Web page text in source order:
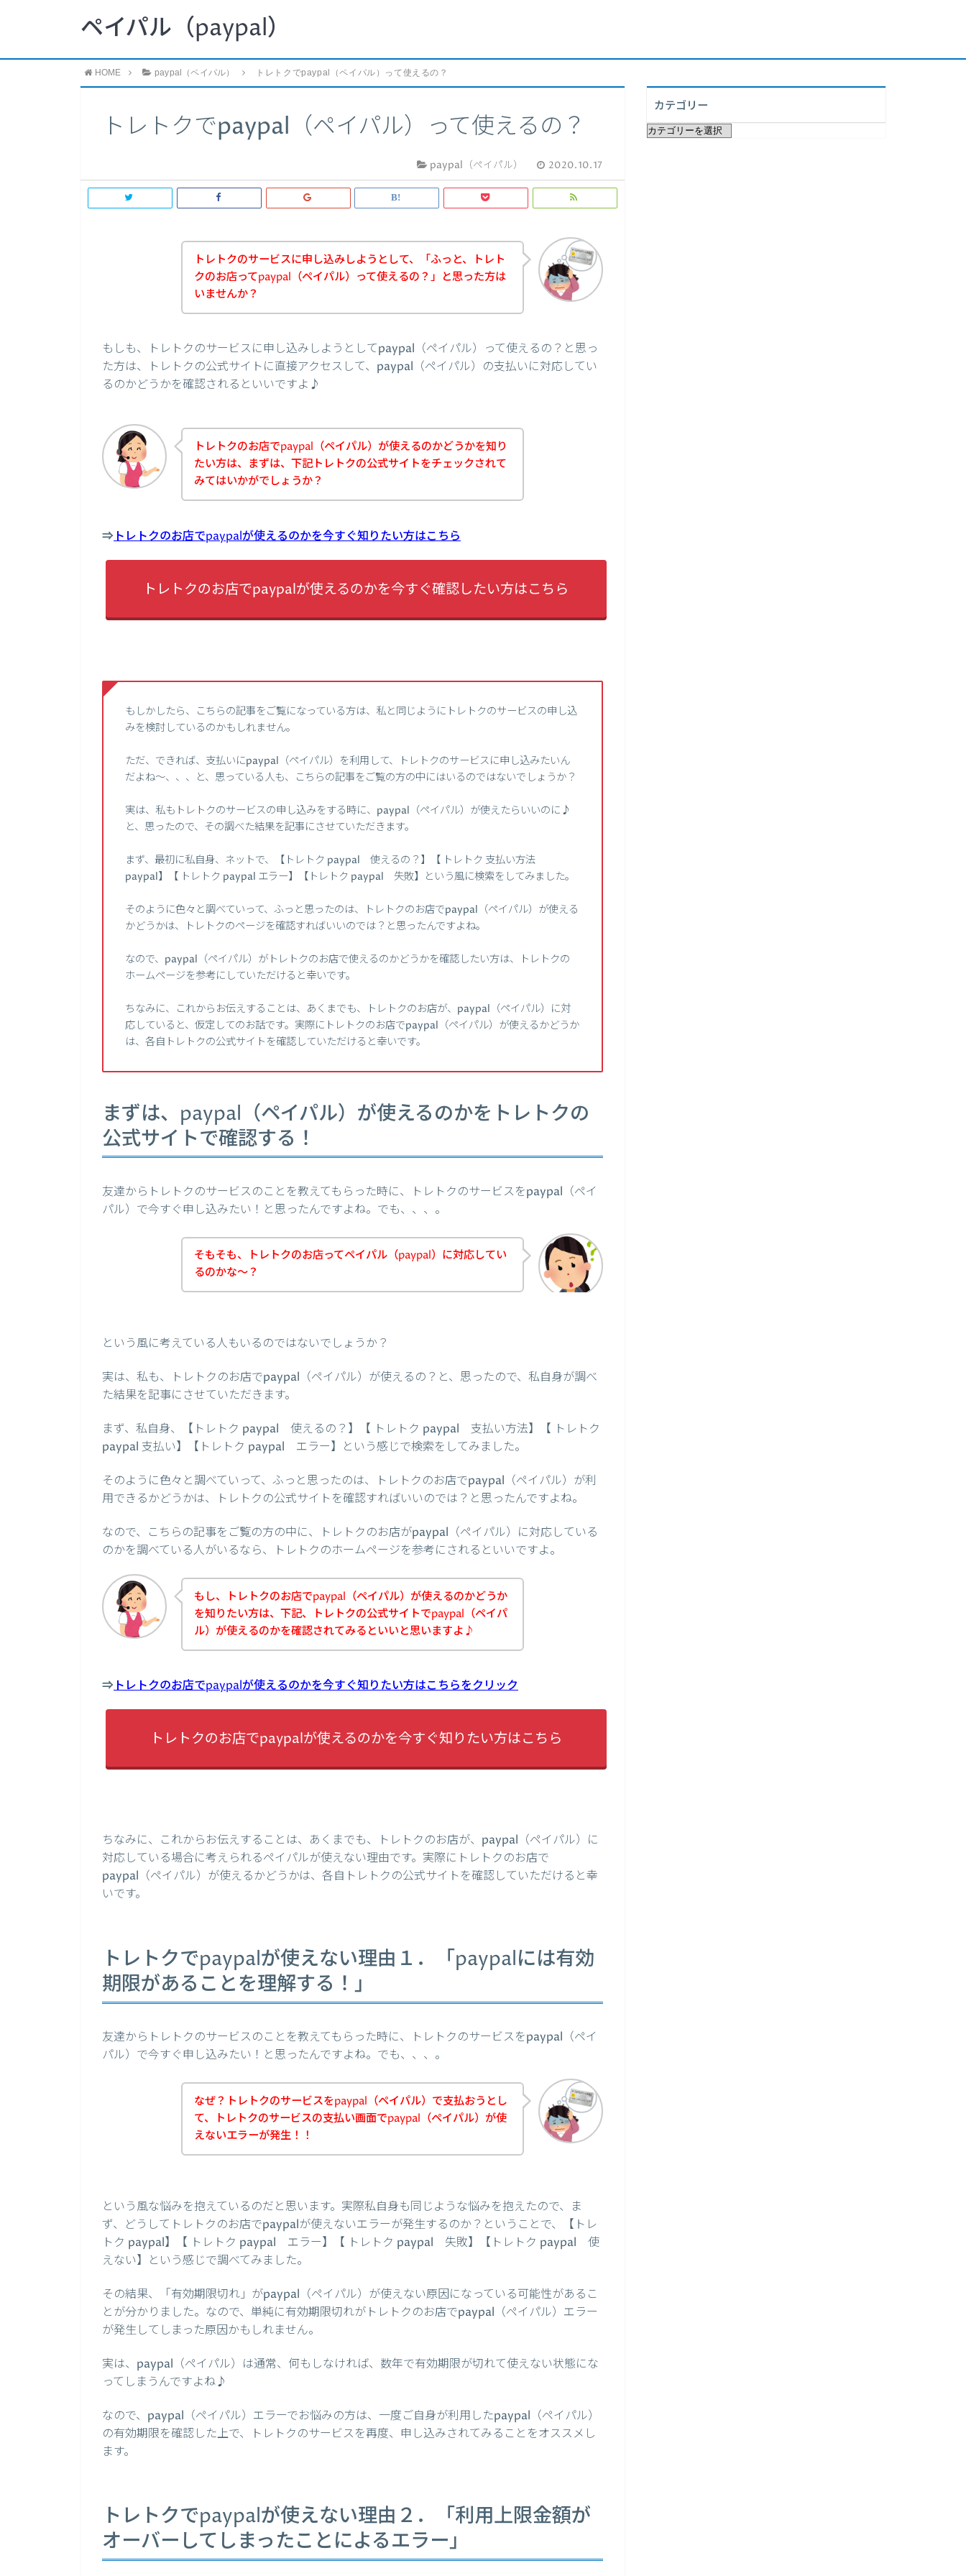
ペイパル（paypal）
HOME paypal（ペイパル） トレトクでpaypal（ペイパル）って使えるの？
トレトクでpaypal（ペイパル）って使えるの？
paypal（ペイパル） 2020.10.17
トレトクのサービスに申し込みしようとして、「ふっと、トレト
クのお店ってpaypal（ペイパル）って使えるの？」と思った方は
いませんか？
もしも、トレトクのサービスに申し込みしようとしてpaypal（ペイパル）って使えるの？と思っ
た方は、トレトクの公式サイトに直接アクセスして、paypal（ペイパル）の支払いに対応してい
るのかどうかを確認されるといいですよ♪
トレトクのお店でpaypal（ペイパル）が使えるのかどうかを知り
たい方は、まずは、下記トレトクの公式サイトをチェックされて
みてはいかがでしょうか？
⇒ トレトクのお店でpaypalが使えるのかを今すぐ知りたい方はこちら
トレトクのお店でpaypalが使えるのかを今すぐ確認したい方はこちら
もしかしたら、こちらの記事をご覧になっている方は、私と同じようにトレトクのサービスの申し込
みを検討しているのかもしれません。
ただ、できれば、支払いにpaypal（ペイパル）を利用して、トレトクのサービスに申し込みたいん
だよね～、、、と、思っている人も、こちらの記事をご覧の方の中にはいるのではないでしょうか？
実は、私もトレトクのサービスの申し込みをする時に、paypal（ペイパル）が使えたらいいのに♪
と、思ったので、その調べた結果を記事にさせていただきます。
まず、最初に私自身、ネットで、【トレトク paypal 使えるの？】【 トレトク 支払い方法
paypal】【 トレトク paypal エラー】【トレトク paypal 失敗】という風に検索をしてみました。
そのように色々と調べていって、ふっと思ったのは、トレトクのお店でpaypal（ペイパル）が使える
かどうかは、トレトクのページを確認すればいいのでは？と思ったんですよね。
なので、paypal（ペイパル）がトレトクのお店で使えるのかどうかを確認したい方は、トレトクの
ホームページを参考にしていただけると幸いです。
ちなみに、これからお伝えすることは、あくまでも、トレトクのお店が、paypal（ペイパル）に対
応していると、仮定してのお話です。実際にトレトクのお店でpaypal（ペイパル）が使えるかどうか
は、各自トレトクの公式サイトを確認していただけると幸いです。
まずは、paypal（ペイパル）が使えるのかをトレトクの
公式サイトで確認する！
友達からトレトクのサービスのことを教えてもらった時に、トレトクのサービスをpaypal（ペイ
パル）で今すぐ申し込みたい！と思ったんですよね。でも、、、。
そもそも、トレトクのお店ってペイパル（paypal）に対応してい
るのかな～？
という風に考えている人もいるのではないでしょうか？
実は、私も、トレトクのお店でpaypal（ペイパル）が使えるの？と、思ったので、私自身が調べ
た結果を記事にさせていただきます。
まず、私自身、【トレトク paypal 使えるの？】【 トレトク paypal 支払い方法】【 トレトク
paypal 支払い】【トレトク paypal エラー】という感じで検索をしてみました。
そのように色々と調べていって、ふっと思ったのは、トレトクのお店でpaypal（ペイパル）が利
用できるかどうかは、トレトクの公式サイトを確認すればいいのでは？と思ったんですよね。
なので、こちらの記事をご覧の方の中に、トレトクのお店がpaypal（ペイパル）に対応している
のかを調べている人がいるなら、トレトクのホームページを参考にされるといいですよ。
もし、トレトクのお店でpaypal（ペイパル）が使えるのかどうか
を知りたい方は、下記、トレトクの公式サイトでpaypal（ペイパ
ル）が使えるのかを確認されてみるといいと思いますよ♪
⇒トレトクのお店でpaypalが使えるのかを今すぐ知りたい方はこちらをクリック
トレトクのお店でpaypalが使えるのかを今すぐ知りたい方はこちら
ちなみに、これからお伝えすることは、あくまでも、トレトクのお店が、paypal（ペイパル）に
対応している場合に考えられるペイパルが使えない理由です。実際にトレトクのお店で
paypal（ペイパル）が使えるかどうかは、各自トレトクの公式サイトを確認していただけると幸
いです。
トレトクでpaypalが使えない理由１．「paypalには有効
期限があることを理解する！」
友達からトレトクのサービスのことを教えてもらった時に、トレトクのサービスをpaypal（ペイ
パル）で今すぐ申し込みたい！と思ったんですよね。でも、、、。
なぜ？トレトクのサービスをpaypal（ペイパル）で支払おうとし
て、トレトクのサービスの支払い画面でpaypal（ペイパル）が使
えないエラーが発生！！
という風な悩みを抱えているのだと思います。実際私自身も同じような悩みを抱えたので、ま
ず、どうしてトレトクのお店でpaypalが使えないエラーが発生するのか？ということで、【トレ
トク paypal】【 トレトク paypal エラー】【 トレトク paypal 失敗】【トレトク paypal 使
えない】という感じで調べてみました。
その結果、「有効期限切れ」がpaypal（ペイパル）が使えない原因になっている可能性があるこ
とが分かりました。なので、単純に有効期限切れがトレトクのお店でpaypal（ペイパル）エラー
が発生してしまった原因かもしれません。
実は、paypal（ペイパル）は通常、何もしなければ、数年で有効期限が切れて使えない状態にな
ってしまうんですよね♪
なので、paypal（ペイパル）エラーでお悩みの方は、一度ご自身が利用したpaypal（ペイパル）
の有効期限を確認した上で、トレトクのサービスを再度、申し込みされてみることをオススメし
ます。
トレトクでpaypalが使えない理由２．「利用上限金額が
オーバーしてしまったことによるエラー」
カテゴリー